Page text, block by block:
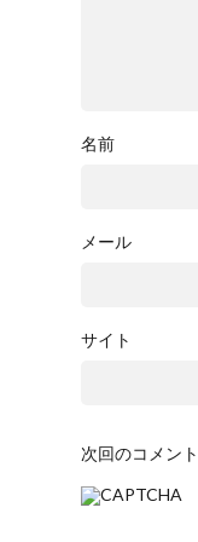
名前
メール
サイト
次回のコメン